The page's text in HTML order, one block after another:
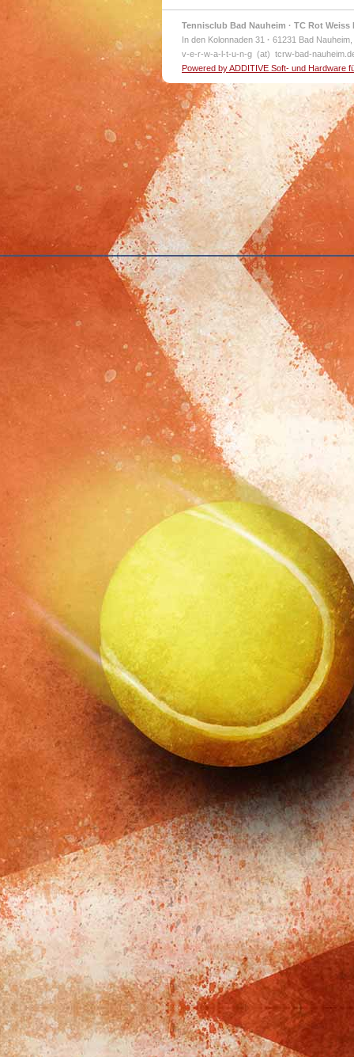
Tennisclub Bad Nauheim · TC Rot Weiss
In den Kolonnaden 31 · 61231 Bad
v-e-r-w-a-l-t-u-n-g (at) tcrw-bad-
Powered by ADDITIVE Soft- und Hardware